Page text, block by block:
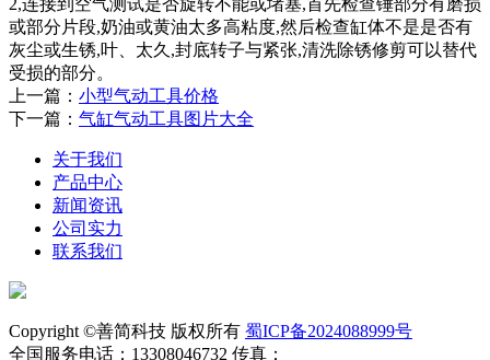
2,连接到空气测试是否旋转不能或堵塞,首先检查锤部分有磨损
或部分片段,奶油或黄油太多高粘度,然后检查缸体不是是否有
灰尘或生锈,叶、太久,封底转子与紧张,清洗除锈修剪可以替代
受损的部分。
上一篇： 小型气动工具价格
下一篇： 气缸气动工具图片大全
关于我们
产品中心
新闻资讯
公司实力
联系我们
Copyright ©善简科技 版权所有 蜀ICP备2024088999号
全国服务电话：13308046732 传真：